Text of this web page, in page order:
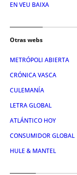
EN VEU BAIXA
Otras webs
METRÓPOLI ABIERTA
CRÓNICA VASCA
CULEMANÍA
LETRA GLOBAL
ATLÁNTICO HOY
CONSUMIDOR GLOBAL
HULE & MANTEL